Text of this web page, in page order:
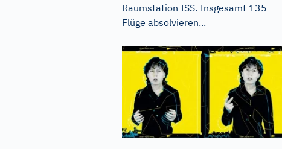
Raumstation ISS. Insgesamt 135
Flüge absolvieren...